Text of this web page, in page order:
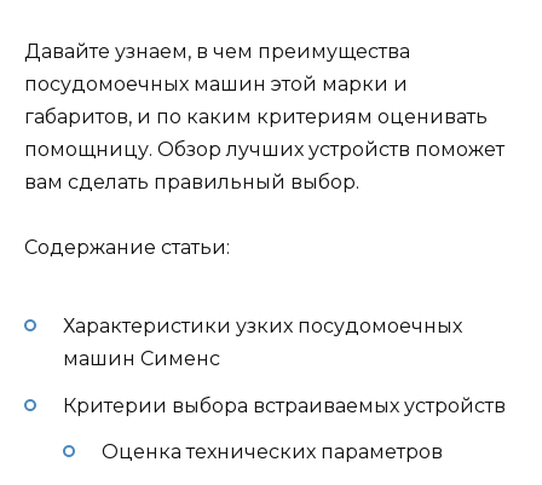
Давайте узнаем, в чем преимущества
посудомоечных машин этой марки и
габаритов, и по каким критериям оценивать
помощницу. Обзор лучших устройств поможет
вам сделать правильный выбор.
Содержание статьи:
Характеристики узких посудомоечных
машин Сименс
Критерии выбора встраиваемых устройств
Оценка технических параметров